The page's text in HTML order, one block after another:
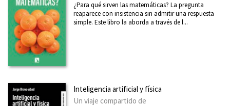
Más que Salud
Planeta Tierra
Redescubre
Boletín julio 2026
¿Para qué sirven las matemáticas? La pregunta
reaparece con insistencia sin admitir una respuesta
simple. Este libro la aborda a través de l...
Inteligencia artificial y física
Un viaje compartido de